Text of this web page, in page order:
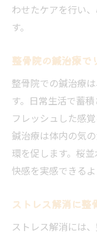
わせたケアを行い
す。
整骨院の鍼治療で
整骨院での鍼治療
す。日常生活で蓄
フレッシュした感
鍼治療は体内の気
環を促します。桜
快感を実感できる
ストレス解消に整
ストレス解消には